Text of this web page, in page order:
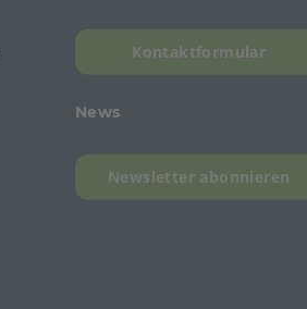
Kontaktformular
News
Newsletter abonnieren